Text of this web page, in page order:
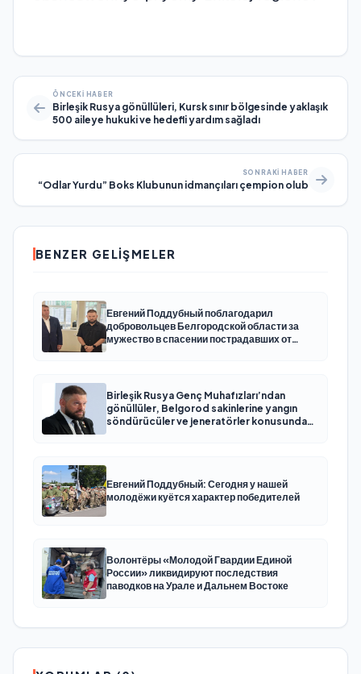
ÖNCEKI HABER
Birleşik Rusya gönüllüleri, Kursk sınır bölgesinde yaklaşık
500 aileye hukuki ve hedefli yardım sağladı
SONRAKI HABER
“Odlar Yurdu” Boks Klubunun idmançıları çempion olub
BENZER GELIŞMELER
Евгений Поддубный поблагодарил
добровольцев Белгородской области за
мужество в спасении пострадавших от
Birleşik Rusya Genç Muhafızları’ndan
gönüllüler, Belgorod sakinlerine yangın
söndürücüler ve jeneratörler konusunda
Евгений Поддубный: Сегодня у нашей
молодёжи куётся характер победителей
Волонтёры «Молодой Гвардии Единой
России» ликвидируют последствия
паводков на Урале и Дальнем Востоке